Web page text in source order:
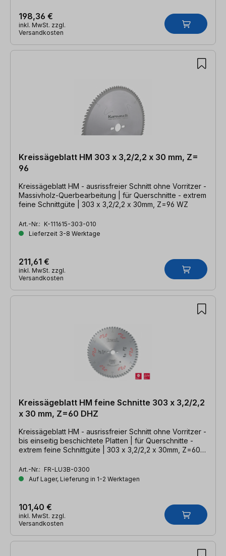
198,36 €
inkl. MwSt. zzgl.
Versandkosten
Kreissägeblatt HM 303 x 3,2/2,2 x 30 mm, Z=
96
Kreissägeblatt HM - ausrissfreier Schnitt ohne Vorritzer -
Massivholz-Querbearbeitung | für Querschnitte - extrem
feine Schnittgüte | 303 x 3,2/2,2 x 30mm, Z=96 WZ
Art.-Nr.: K-111615-303-010
Lieferzeit 3-8 Werktage
211,61 €
inkl. MwSt. zzgl.
Versandkosten
Kreissägeblatt HM feine Schnitte 303 x 3,2/2,2
x 30 mm, Z=60 DHZ
Kreissägeblatt HM - ausrissfreier Schnitt ohne Vorritzer -
bis einseitig beschichtete Platten | für Querschnitte -
extrem feine Schnittgüte | 303 x 3,2/2,2 x 30mm, Z=60
Art.-Nr.: FR-LU3B-0300
Auf Lager, Lieferung in 1-2 Werktagen
101,40 €
inkl. MwSt. zzgl.
Versandkosten